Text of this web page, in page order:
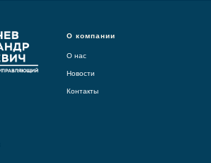
О компании
О нас
Новости
Контакты